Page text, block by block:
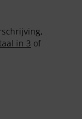
in 3 of